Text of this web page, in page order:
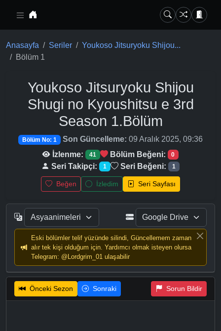
Anasayfa Seriler
Youkoso Jitsuryoku Shijou...
Bölüm 1
Youkoso Jitsuryoku Shijou
Shugi no Kyoushitsu e 3rd
Season 1.Bölüm
Bölüm No: 1 Son Güncelleme: 09 Aralık 2025, 09:36
İzlenme:
41 Bölüm Beğeni: 0
Seri Takipçi: 1 Seri Beğeni: 1
Beğen İzledim Seri Sayfası
Eski bölümler telif yüzünde silindi, Güncellemem zaman
alır tek kişi olduğum için. Yardımcı olmak isteyen olursa
Telegram: @Lordgrim_01 ulaşabilir
Önceki Sezon Sonraki Sorun Bildir